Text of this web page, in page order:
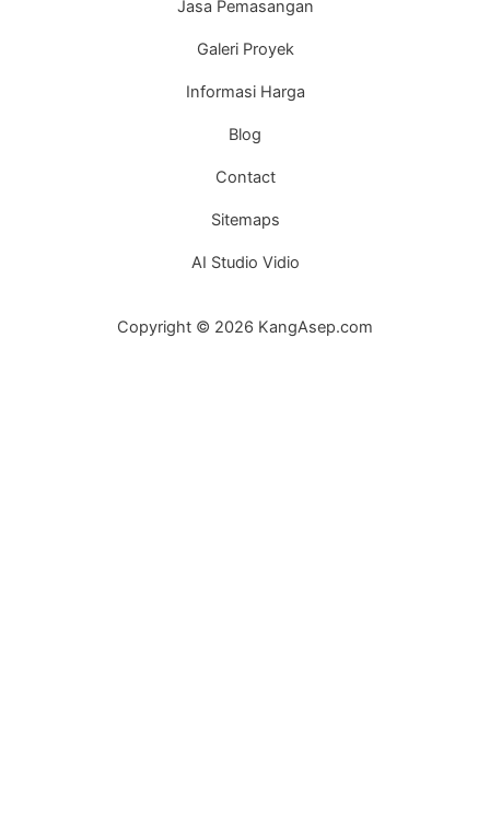
Jasa Pemasangan
Galeri Proyek
Informasi Harga
Blog
Contact
Sitemaps
AI Studio Vidio
Copyright © 2026 KangAsep.com